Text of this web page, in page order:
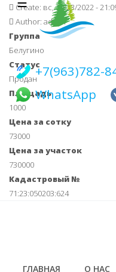
Перейти
основному
содержанию
+7(963)782-
WhatsApp
Create: вс, 10/23/2022 -
Author: admin
Группа
Белугино
Статус
Продан
Площадь
1000
Цена за сотку
73000
Цена за участок
730000
Кадастровый №
71:23:050203:624
ГЛАВНАЯ О НАС